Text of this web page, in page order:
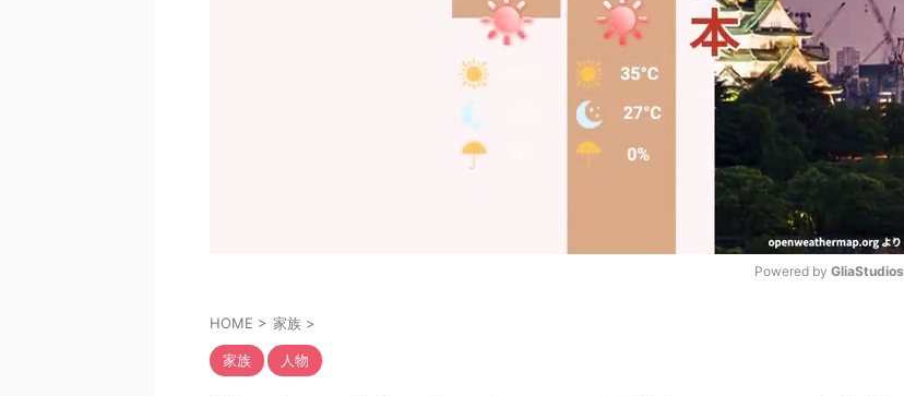
Powered by GliaStudios
HOME > 家族 >
家族 人物